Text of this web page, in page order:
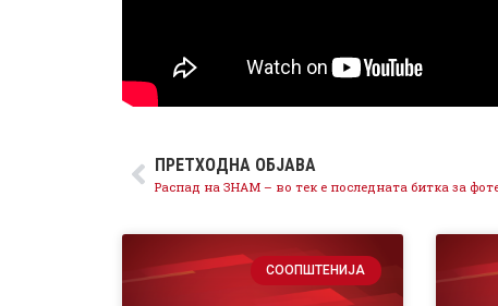
ПРЕТХОДНА ОБЈАВА
СООПШТЕНИЈА